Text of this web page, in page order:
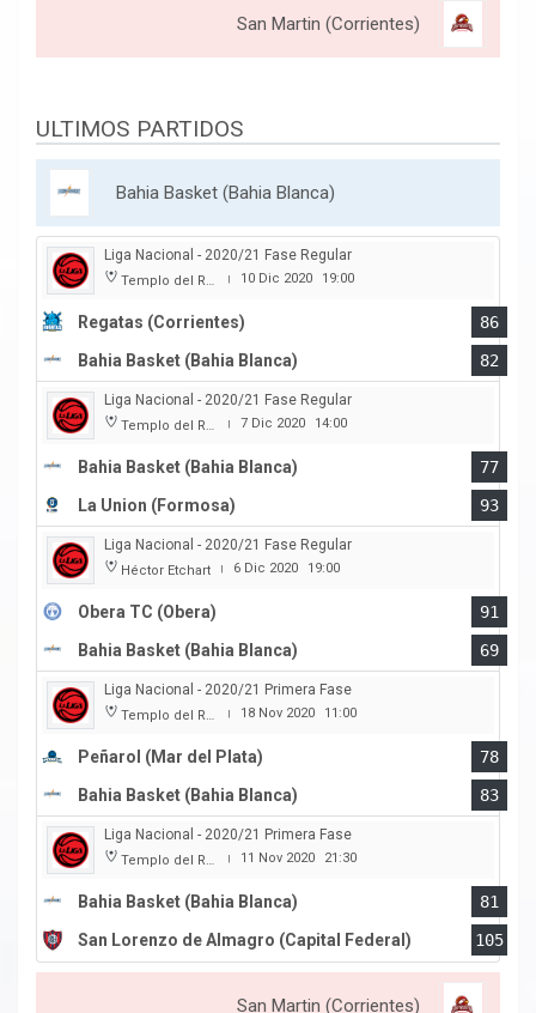
San Martin (Corrientes)
ULTIMOS PARTIDOS
Bahia Basket (Bahia Blanca)
Liga Nacional - 2020/21 Fase Regular
Templo del Rock | 10 Dic 2020 19:00
Regatas (Corrientes)
86
Bahia Basket (Bahia Blanca)
82
Liga Nacional - 2020/21 Fase Regular
Templo del Rock | 7 Dic 2020 14:00
Bahia Basket (Bahia Blanca)
77
La Union (Formosa)
93
Liga Nacional - 2020/21 Fase Regular
Héctor Etchart | 6 Dic 2020 19:00
Obera TC (Obera)
91
Bahia Basket (Bahia Blanca)
69
Liga Nacional - 2020/21 Primera Fase
Templo del Rock | 18 Nov 2020 11:00
Peñarol (Mar del Plata)
78
Bahia Basket (Bahia Blanca)
83
Liga Nacional - 2020/21 Primera Fase
Templo del Rock | 11 Nov 2020 21:30
Bahia Basket (Bahia Blanca)
81
San Lorenzo de Almagro (Capital Federal)
105
San Martin (Corrientes)